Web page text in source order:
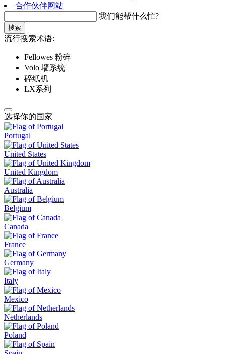
合作伙伴网站
我们能帮什么忙?
搜索
流行搜索术语:
Fellowes 粉碎
Volo 墙系统
碎纸机
LX系列
选择你的国家
Portugal
United States
United Kingdom
Australia
Belgium
Canada
France
Germany
Italy
Mexico
Netherlands
Poland